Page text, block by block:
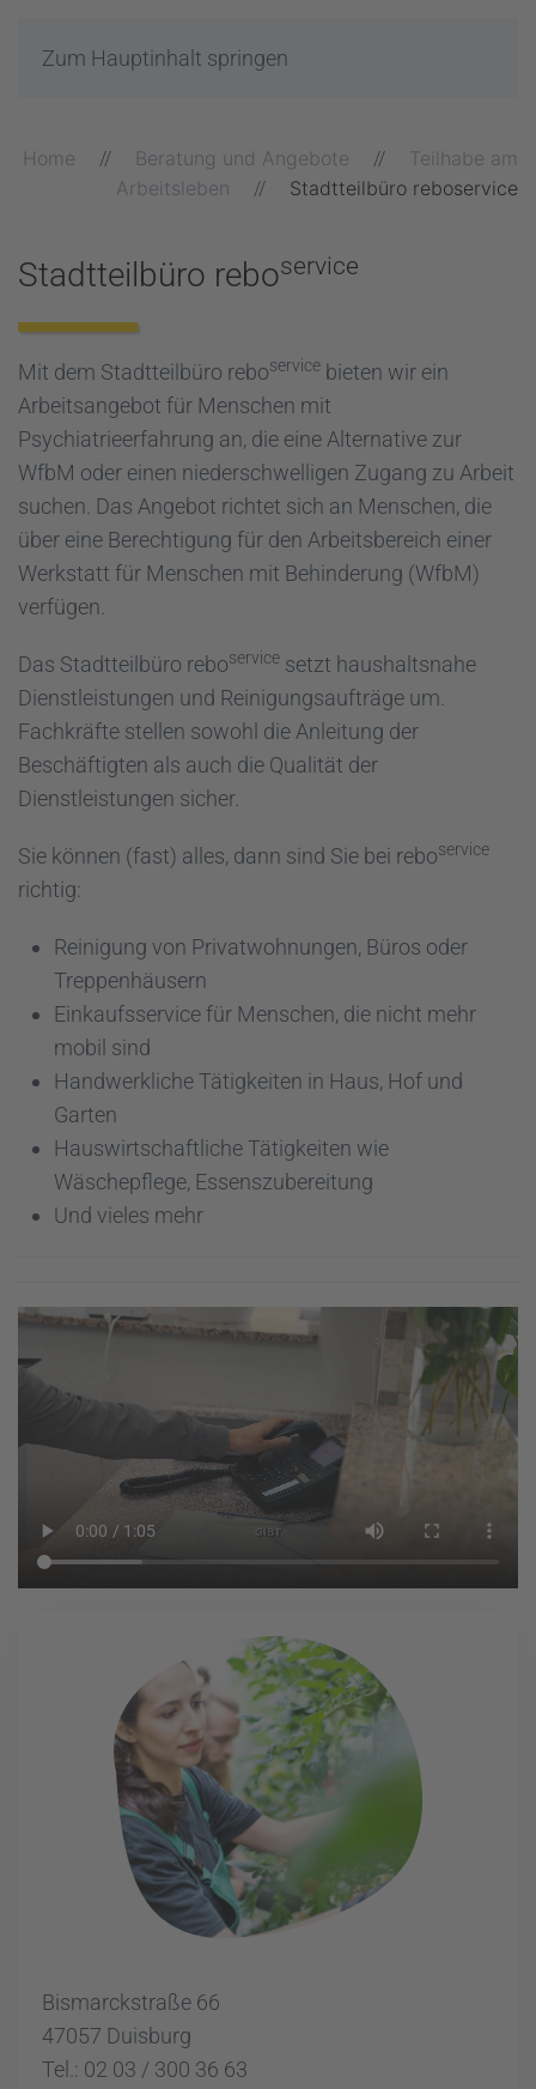
Zum Hauptinhalt springen
Home Beratung und Angebote
Teilhabe am
Arbeitsleben
Stadtteilbüro reboservice
Stadtteilbüro reboservice
Mit dem Stadtteilbüro reboservice bieten wir ein
Arbeitsangebot für Menschen mit
Psychiatrieerfahrung an, die eine Alternative zur
WfbM oder einen niederschwelligen Zugang zu Arbeit
suchen. Das Angebot richtet sich an Menschen, die
über eine Berechtigung für den Arbeitsbereich einer
Werkstatt für Menschen mit Behinderung (WfbM)
verfügen.
Das Stadtteilbüro reboservice setzt haushaltsnahe
Dienstleistungen und Reinigungsaufträge um.
Fachkräfte stellen sowohl die Anleitung der
Beschäftigten als auch die Qualität der
Dienstleistungen sicher.
Sie können (fast) alles, dann sind Sie bei reboservice
richtig:
Reinigung von Privatwohnungen, Büros oder
Treppenhäusern
Einkaufsservice für Menschen, die nicht mehr
mobil sind
Handwerkliche Tätigkeiten in Haus, Hof und
Garten
Hauswirtschaftliche Tätigkeiten wie
Wäschepflege, Essenszubereitung
Und vieles mehr
Bismarckstraße 66
47057 Duisburg
Tel.: 02 03 / 300 36 63